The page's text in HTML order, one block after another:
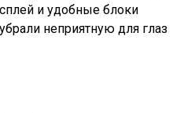
и удобные блоки
неприятную для глаз